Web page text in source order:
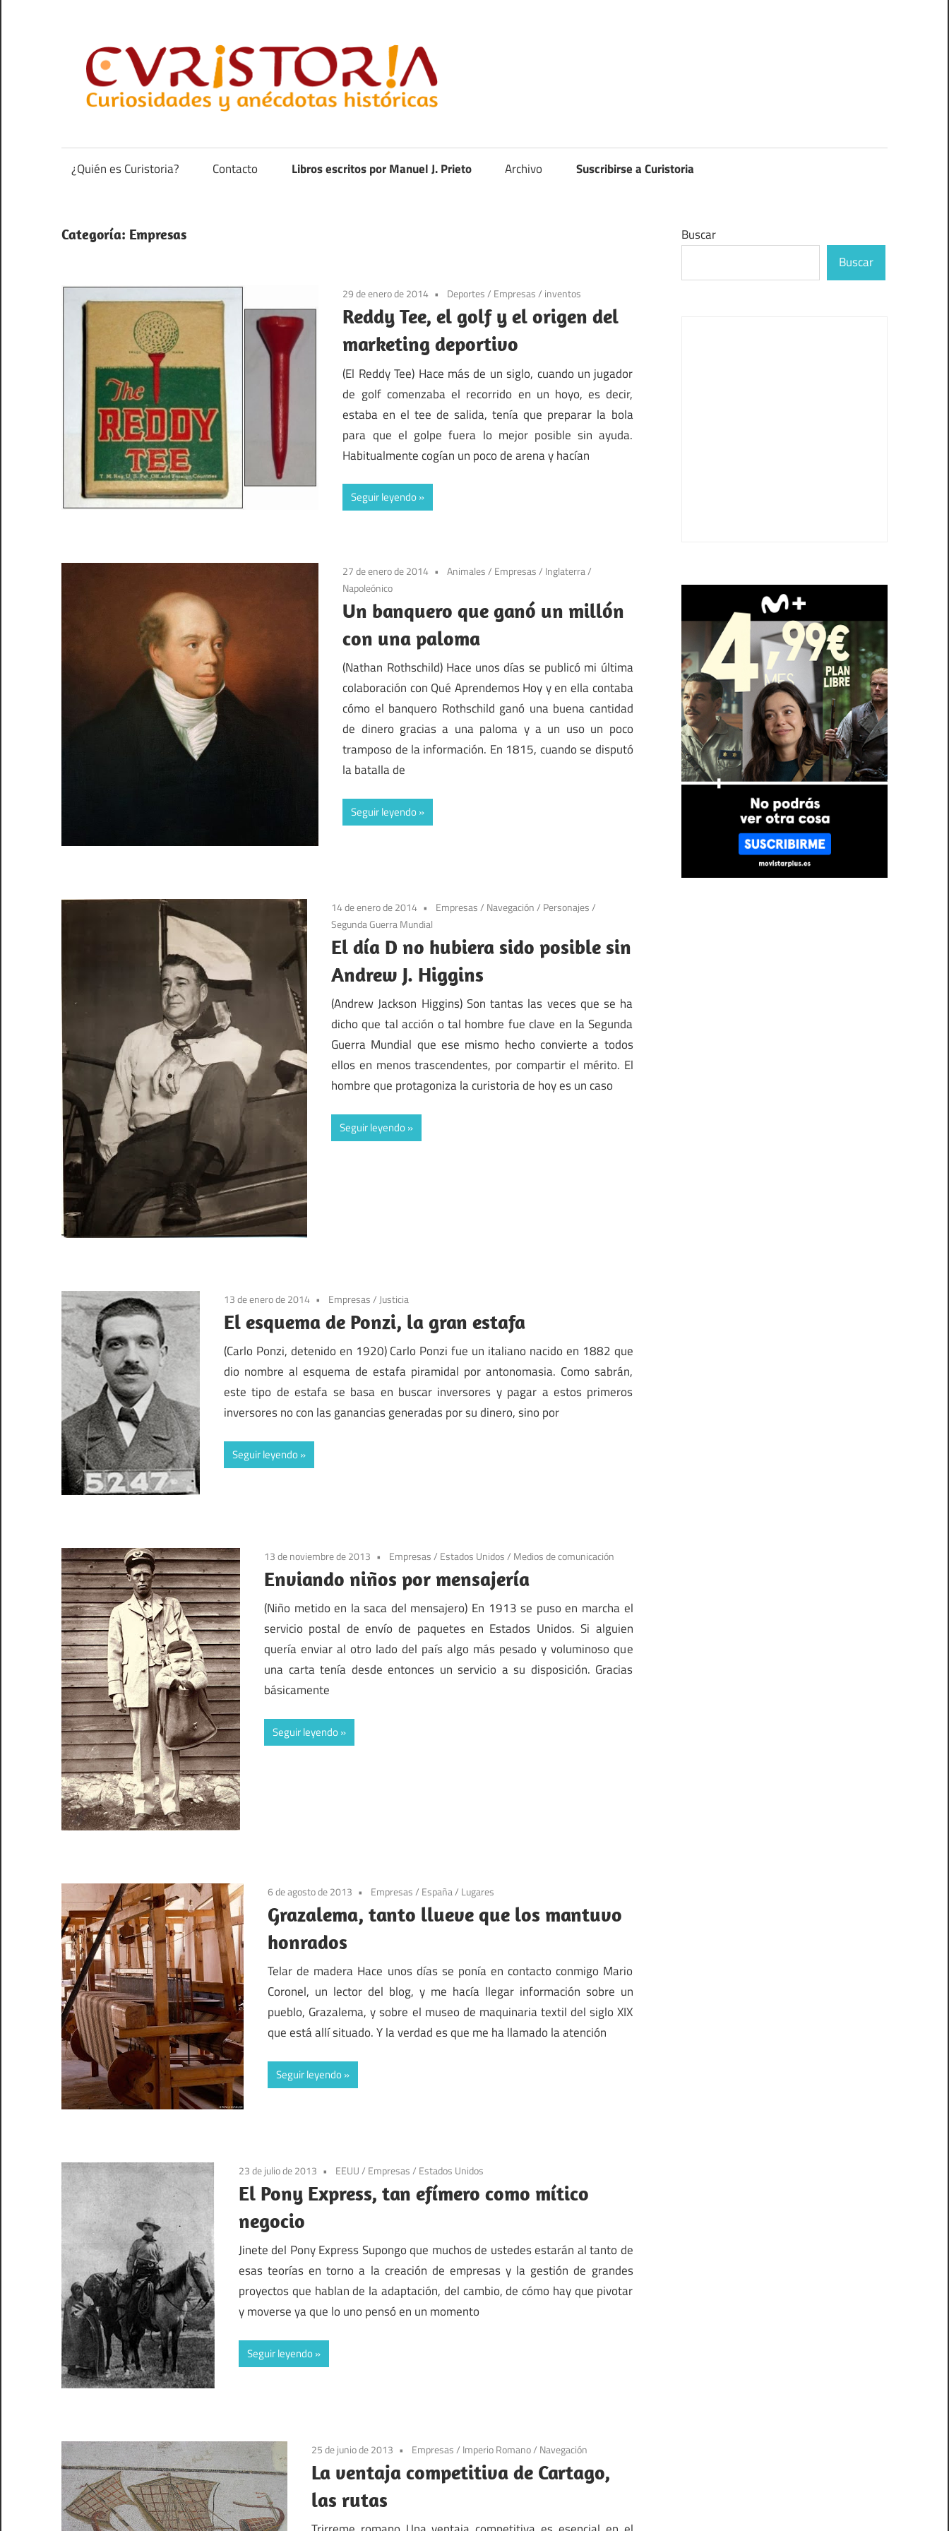
contenido
anécdotas
de
¿Quién es Curistoria? Contacto Libros escritos por Manuel J. Prieto Archivo Suscribirse a Curistoria
Categoría: Empresas
29 de enero de 2014 Deportes/ Empresas/ inventos
Reddy Tee, el golf y el origen del
marketing deportivo
(El Reddy Tee) Hace más de un siglo, cuando un jugador
de golf comenzaba el recorrido en un hoyo, es decir,
estaba en el tee de salida, tenía que preparar la bola
para que el golpe fuera lo mejor posible sin ayuda.
Habitualmente cogían un poco de arena y hacían
Seguir leyendo
27 de enero de 2014 Animales/ Empresas/ Inglaterra/
Napoleónico
Un banquero que ganó un millón
con una paloma
(Nathan Rothschild) Hace unos días se publicó mi última
colaboración con Qué Aprendemos Hoy y en ella contaba
cómo el banquero Rothschild ganó una buena cantidad
de dinero gracias a una paloma y a un uso un poco
tramposo de la información. En 1815, cuando se disputó
la batalla de
Seguir leyendo
14 de enero de 2014 Empresas/ Navegación/ Personajes/
Segunda Guerra Mundial
El día D no hubiera sido posible sin
Andrew J. Higgins
(Andrew Jackson Higgins) Son tantas las veces que se ha
dicho que tal acción o tal hombre fue clave en la Segunda
Guerra Mundial que ese mismo hecho convierte a todos
ellos en menos trascendentes, por compartir el mérito. El
hombre que protagoniza la curistoria de hoy es un caso
Seguir leyendo
13 de enero de 2014 Empresas/ Justicia
El esquema de Ponzi, la gran estafa
(Carlo Ponzi, detenido en 1920) Carlo Ponzi fue un italiano nacido en 1882 que
dio nombre al esquema de estafa piramidal por antonomasia. Como sabrán,
este tipo de estafa se basa en buscar inversores y pagar a estos primeros
inversores no con las ganancias generadas por su dinero, sino por
Seguir leyendo
13 de noviembre de 2013 Empresas/ Estados Unidos/ Medios de comunicación
Enviando niños por mensajería
(Niño metido en la saca del mensajero) En 1913 se puso en marcha el
servicio postal de envío de paquetes en Estados Unidos. Si alguien
quería enviar al otro lado del país algo más pesado y voluminoso que
una carta tenía desde entonces un servicio a su disposición. Gracias
básicamente
Seguir leyendo
6 de agosto de 2013 Empresas/ España/ Lugares
Grazalema, tanto llueve que los mantuvo
honrados
Telar de madera Hace unos días se ponía en contacto conmigo Mario
Coronel, un lector del blog, y me hacía llegar información sobre un
pueblo, Grazalema, y sobre el museo de maquinaria textil del siglo XIX
que está allí situado. Y la verdad es que me ha llamado la atención
Seguir leyendo
23 de julio de 2013 EEUU/ Empresas/ Estados Unidos
El Pony Express, tan efímero como mítico
negocio
Jinete del Pony Express Supongo que muchos de ustedes estarán al tanto de
esas teorías en torno a la creación de empresas y la gestión de grandes
proyectos que hablan de la adaptación, del cambio, de cómo hay que pivotar
y moverse ya que lo uno pensó en un momento
Seguir leyendo
25 de junio de 2013 Empresas/ Imperio Romano/ Navegación
La ventaja competitiva de Cartago,
las rutas
Buscar
Buscar